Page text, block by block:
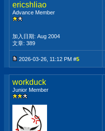
ericshliao
Advance Member
加入日期: Aug 2004
文章: 389
2026-03-26, 11:12 PM #5
workduck
Junior Member